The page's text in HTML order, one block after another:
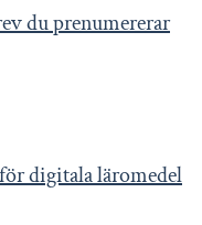
du prenumererar
digitala läromedel